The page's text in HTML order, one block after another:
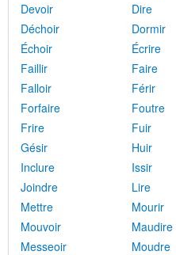
Devoir
Dire
Déchoir
Dormir
Échoir
Écrire
Faillir
Faire
Falloir
Férir
Forfaire
Foutre
Frire
Fuir
Gésir
Huir
Inclure
Issir
Joindre
Lire
Mettre
Mourir
Mouvoir
Maudire
Messeoir
Moudre